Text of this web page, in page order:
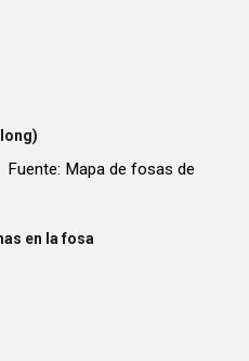
Fuente: Mapa de fosas de
en la fosa